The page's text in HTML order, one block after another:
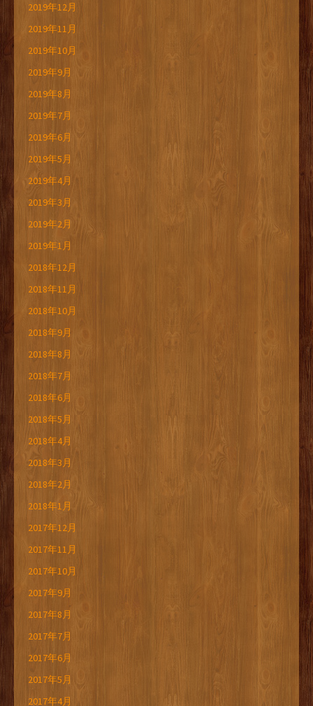
2019年12月
2019年11月
2019年10月
2019年9月
2019年8月
2019年7月
2019年6月
2019年5月
2019年4月
2019年3月
2019年2月
2019年1月
2018年12月
2018年11月
2018年10月
2018年9月
2018年8月
2018年7月
2018年6月
2018年5月
2018年4月
2018年3月
2018年2月
2018年1月
2017年12月
2017年11月
2017年10月
2017年9月
2017年8月
2017年7月
2017年6月
2017年5月
2017年4月